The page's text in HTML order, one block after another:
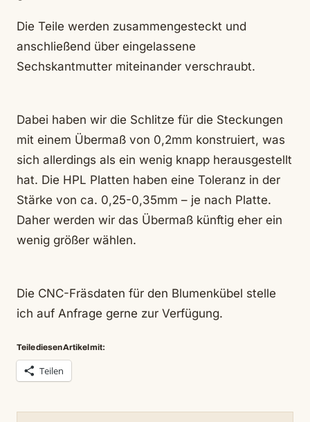
Die Teile werden zusammengesteckt und
anschließend über eingelassene
Sechskantmutter miteinander verschraubt.
Dabei haben wir die Schlitze für die Steckungen
mit einem Übermaß von 0,2mm konstruiert, was
sich allerdings als ein wenig knapp herausgestellt
hat. Die HPL Platten haben eine Toleranz in der
Stärke von ca. 0,25-0,35mm – je nach Platte.
Daher werden wir das Übermaß künftig eher ein
wenig größer wählen.
Die CNC-Fräsdaten für den Blumenkübel stelle
ich auf Anfrage gerne zur Verfügung.
Teile diesen Artikel mit:
Teilen